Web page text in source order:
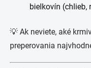
bielkovín (chlieb,
💡 Ak neviete, aké
preperovania